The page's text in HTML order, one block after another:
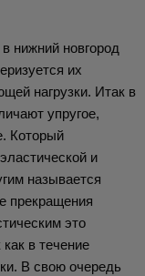
нижний новгород
их
нагрузки. Итак в
упругое,
Который
и
называется
прекращения
это
в течение
В свою очередь